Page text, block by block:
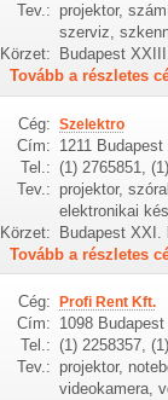
Tev.: projektor,
szerviz,
Körzet:
Budapest
Tovább a részletes
Cég: Szelektro
Cím: 1211
Tel.: (1) 2765851,
Tev.: projektor,
elektronikai
Körzet: Budapest XXI.
Tovább a részletes
Cég: Profi Rent Kft.
Cím: 1098
Tel.: (1) 2258357,
Tev.: projektor,
videokamera,